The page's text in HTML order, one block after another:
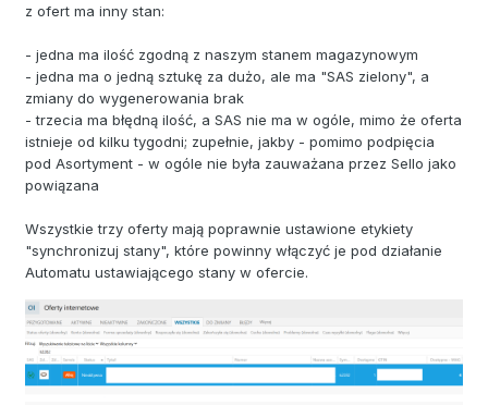
z ofert ma inny stan:
- jedna ma ilość zgodną z naszym stanem magazynowym
- jedna ma o jedną sztukę za dużo, ale ma "SAS zielony", a
zmiany do wygenerowania brak
- trzecia ma błędną ilość, a SAS nie ma w ogóle, mimo że oferta
istnieje od kilku tygodni; zupełnie, jakby - pomimo podpięcia
pod Asortyment - w ogóle nie była zauważana przez Sello jako
powiązana
Wszystkie trzy oferty mają poprawnie ustawione etykiety
"synchronizuj stany", które powinny włączyć je pod działanie
Automatu ustawiającego stany w ofercie.